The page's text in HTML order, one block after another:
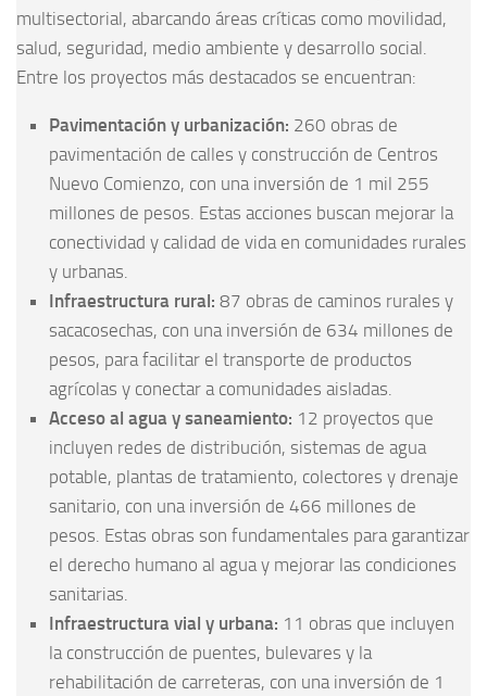
multisectorial, abarcando áreas críticas como movilidad,
salud, seguridad, medio ambiente y desarrollo social.
Entre los proyectos más destacados se encuentran:
Pavimentación y urbanización: 260 obras de
pavimentación de calles y construcción de Centros
Nuevo Comienzo, con una inversión de 1 mil 255
millones de pesos. Estas acciones buscan mejorar la
conectividad y calidad de vida en comunidades rurales
y urbanas.
Infraestructura rural: 87 obras de caminos rurales y
sacacosechas, con una inversión de 634 millones de
pesos, para facilitar el transporte de productos
agrícolas y conectar a comunidades aisladas.
Acceso al agua y saneamiento: 12 proyectos que
incluyen redes de distribución, sistemas de agua
potable, plantas de tratamiento, colectores y drenaje
sanitario, con una inversión de 466 millones de
pesos. Estas obras son fundamentales para garantizar
el derecho humano al agua y mejorar las condiciones
sanitarias.
Infraestructura vial y urbana: 11 obras que incluyen
la construcción de puentes, bulevares y la
rehabilitación de carreteras, con una inversión de 1